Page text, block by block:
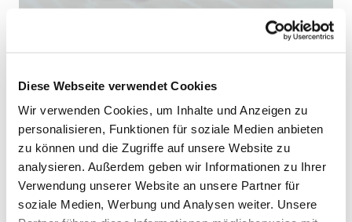
Diese Webseite verwendet Cookies
Wir verwenden Cookies, um Inhalte und Anzeigen zu
personalisieren, Funktionen für soziale Medien anbieten
zu können und die Zugriffe auf unsere Website zu
analysieren. Außerdem geben wir Informationen zu Ihrer
Verwendung unserer Website an unsere Partner für
soziale Medien, Werbung und Analysen weiter. Unsere
Mittwoch, 21. Oktober 2026, 09:00
Uhr